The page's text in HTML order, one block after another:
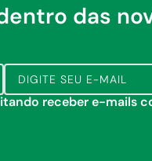
das
receber e-mails